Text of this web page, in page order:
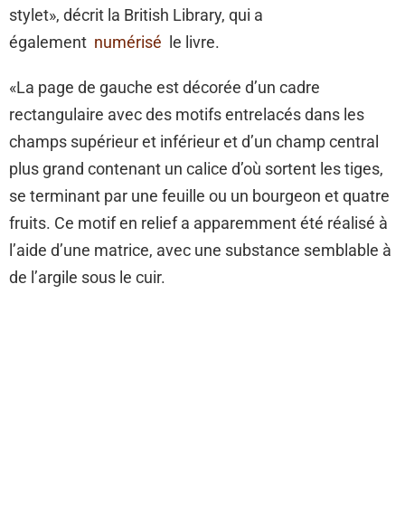
stylet», décrit la British Library, qui a
également numérisé le livre.
«La page de gauche est décorée d’un cadre
rectangulaire avec des motifs entrelacés dans les
champs supérieur et inférieur et d’un champ central
plus grand contenant un calice d’où sortent les tiges,
se terminant par une feuille ou un bourgeon et quatre
fruits. Ce motif en relief a apparemment été réalisé à
l’aide d’une matrice, avec une substance semblable à
de l’argile sous le cuir.